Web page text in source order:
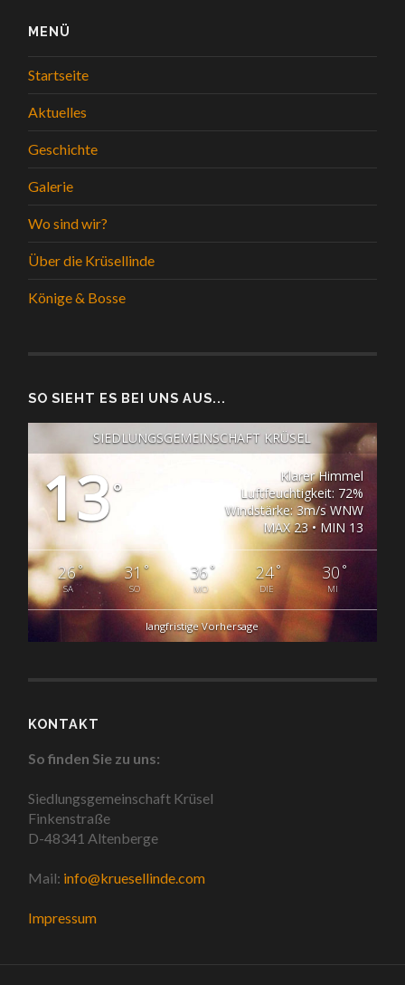
MENÜ
Startseite
Aktuelles
Geschichte
Galerie
Wo sind wir?
Über die Krüsellinde
Könige & Bosse
SO SIEHT ES BEI UNS AUS...
SIEDLUNGSGEMEINSCHAFT KRÜSEL
13°
Klarer Himmel
Luftfeuchtigkeit: 72%
Windstärke: 3m/s WNW
MAX 23 • MIN 13
26°
SA
31°
SO
36°
MO
24°
DIE
30 °
MI
langfristige Vorhersage
KONTAKT
So finden Sie zu uns:
Siedlungsgemeinschaft Krüsel
Finkenstraße
D-48341 Altenberge
Mail: info@kruesellinde.com
Impressum